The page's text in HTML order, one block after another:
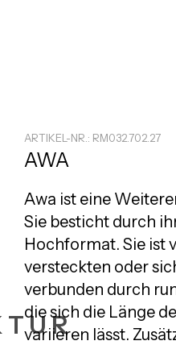
ARTIKEL-NR.: RM032.702.27
AWA
Awa ist eine
Sie besticht durch
Hochformat. Sie ist
versteckten oder
verbunden durch
die sich die Länge
variieren lässt.